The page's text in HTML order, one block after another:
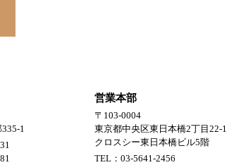
1
営業本部
〒103-0004
東京都中央区東日本橋2丁目22-1
クロスシー東日本橋ビル5階
TEL：03-5641-2456